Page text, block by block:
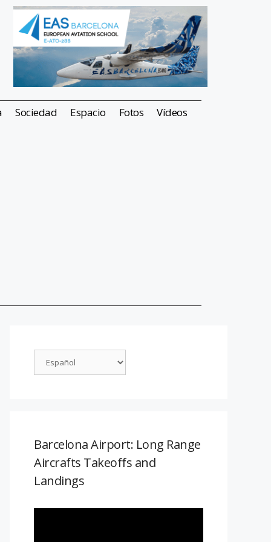
Sociedad Espacio Fotos Vídeos
Barcelona Airport: Long Range
Aircrafts Takeoffs and
Landings